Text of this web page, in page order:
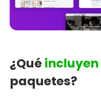
¿Qué incluyen
paquetes?